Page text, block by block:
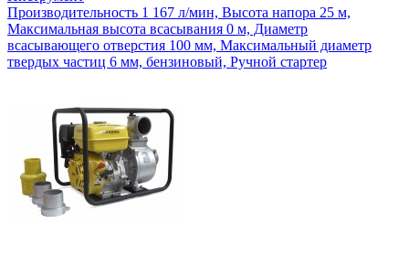
Производительность 1 167 л/мин, Высота напора 25 м,
Максимальная высота всасывания 0 м, Диаметр
всасывающего отверстия 100 мм, Максимальный диаметр
твердых частиц 6 мм, бензиновый, Ручной стартер